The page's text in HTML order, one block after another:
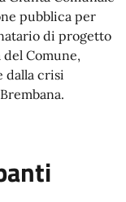
pubblica per
di progetto
Comune,
dalla crisi